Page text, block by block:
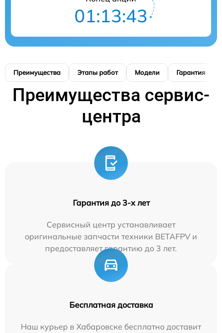
01:13:42
Преимущества Этапы работ Модели Гарантия
Преимущества сервис-
центра
Гарантия до 3-х лет
Сервисный центр устанавливает
оригинальные запчасти техники BETAFPV и
предоставляет гарантию до 3 лет.
Бесплатная доставка
Наш курьер в Хабаровске бесплатно доставит